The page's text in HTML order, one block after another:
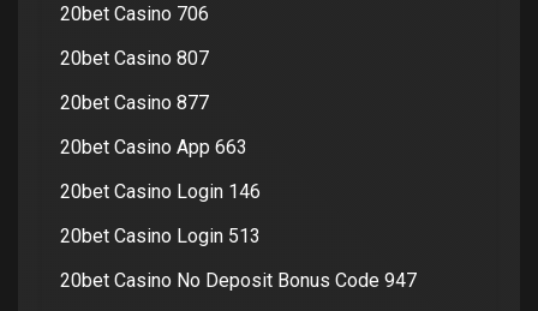
20bet Casino 706
20bet Casino 807
20bet Casino 877
20bet Casino App 663
20bet Casino Login 146
20bet Casino Login 513
20bet Casino No Deposit Bonus Code 947